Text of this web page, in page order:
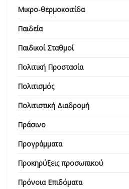
Μικρο-θερμοκοιτίδα
Παιδεία
Παιδικοί Σταθμοί
Πολιτική Προστασία
Πολιτισμός
Πολιτιστική Διαδρομή
Πράσινο
Προγράμματα
Προκηρύξεις προσωπικού
Πρόνοια Επιδόματα